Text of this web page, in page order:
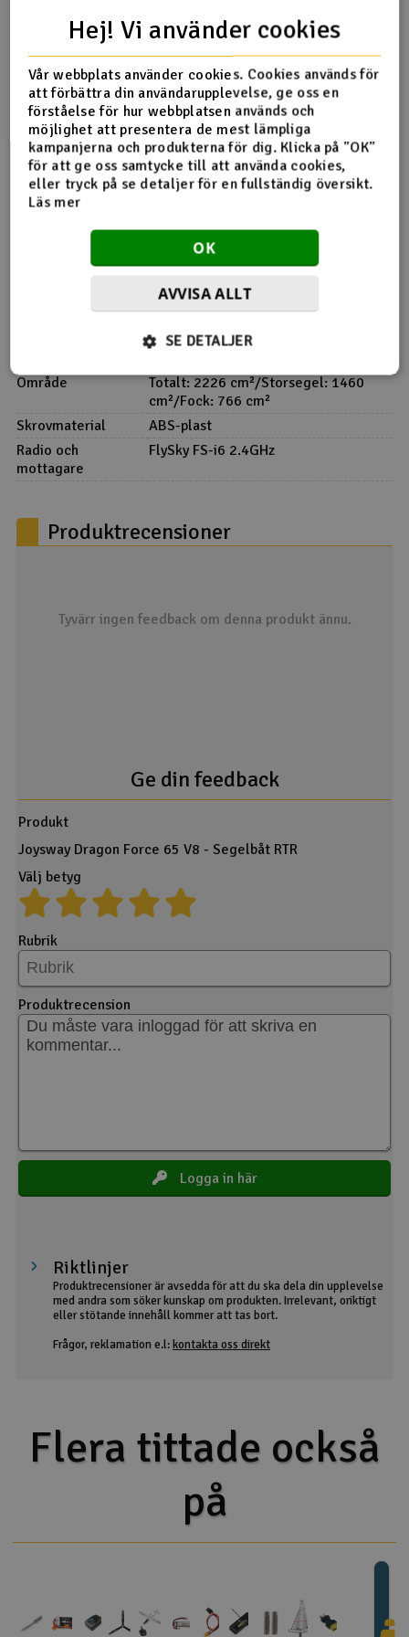
Specifikationer
650 Mm
116,5 Mm
915 Mm
1338 Mm
Område
Totalt: 2226 cm²/Storsegel: 1460
cm²/Fock: 766 cm²
Skrovmaterial
ABS-plast
Radio och
mottagare
FlySky FS-i6 2.4GHz
Produktrecensioner
Tyvärr ingen feedback om denna produkt ännu.
Ge din feedback
Produkt
Joysway Dragon Force 65 V8 - Segelbåt RTR
Välj betyg
Rubrik
Produktrecension
Logga in här
Riktlinjer
Produktrecensioner är avsedda för att du ska dela din upplevelse
med andra som söker kunskap om produkten. Irrelevant, oriktigt
eller stötande innehåll kommer att tas bort.
Frågor, reklamation e.l:kontakta oss direkt
Flera tittade också
på
Hej! Vi använder cookies
Vår webbplats använder cookies. Cookies används för
att förbättra din användarupplevelse, ge oss en
förståelse för hur webbplatsen används och
möjlighet att presentera de mest lämpliga
kampanjerna och produkterna för dig. Klicka på "OK"
för att ge oss samtycke till att använda cookies,
eller tryck på se detaljer för en fullständig översikt.
Läs mer
OK
AVVISA ALLT
SE DETALJER